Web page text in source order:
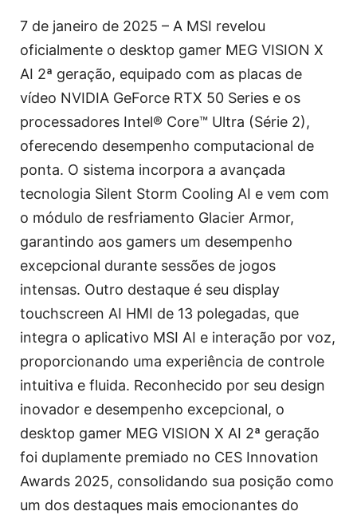
7 de janeiro de 2025 – A MSI revelou
oficialmente o desktop gamer MEG VISION X
AI 2ª geração, equipado com as placas de
vídeo NVIDIA GeForce RTX 50 Series e os
processadores Intel® Core™ Ultra (Série 2),
oferecendo desempenho computacional de
ponta. O sistema incorpora a avançada
tecnologia Silent Storm Cooling AI e vem com
o módulo de resfriamento Glacier Armor,
garantindo aos gamers um desempenho
excepcional durante sessões de jogos
intensas. Outro destaque é seu display
touchscreen AI HMI de 13 polegadas, que
integra o aplicativo MSI AI e interação por voz,
proporcionando uma experiência de controle
intuitiva e fluida. Reconhecido por seu design
inovador e desempenho excepcional, o
desktop gamer MEG VISION X AI 2ª geração
foi duplamente premiado no CES Innovation
Awards 2025, consolidando sua posição como
um dos destaques mais emocionantes do